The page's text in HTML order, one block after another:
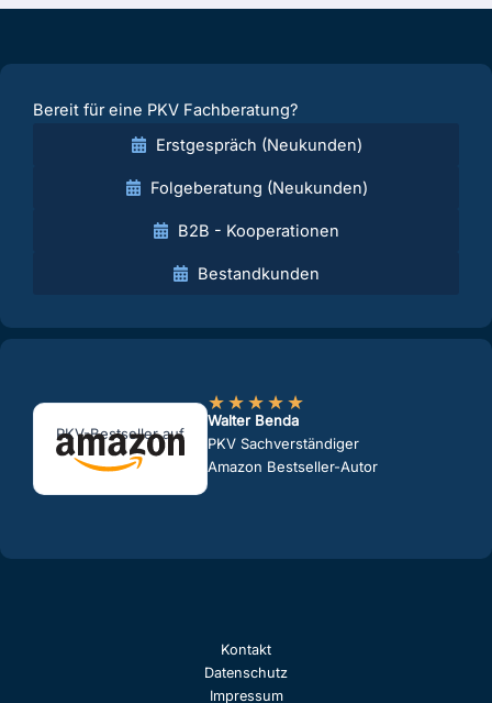
Bereit für eine PKV Fachberatung?
Erstgespräch (Neukunden)
Folgeberatung (Neukunden)
B2B - Kooperationen
Bestandkunden
PKV-Bestseller auf
★★★★★
Walter Benda
PKV Sachverständiger
Amazon Bestseller-Autor
Kontakt
Datenschutz
Impressum